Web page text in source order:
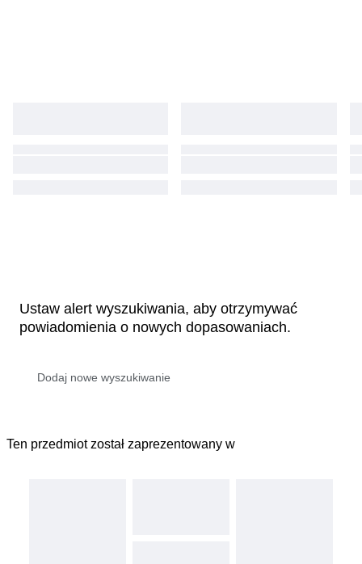
Ustaw alert wyszukiwania, aby otrzymywać
powiadomienia o nowych dopasowaniach.
Ten przedmiot został zaprezentowany w